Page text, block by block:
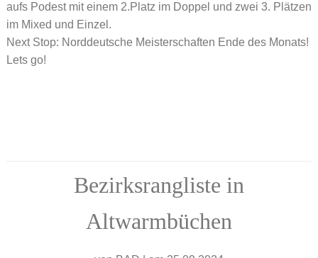
aufs Podest mit einem 2.Platz im Doppel und zwei 3. Plätzen
im Mixed und Einzel.
Next Stop: Norddeutsche Meisterschaften Ende des Monats!
Lets go!
Bezirksrangliste in
Altwarmbüchen